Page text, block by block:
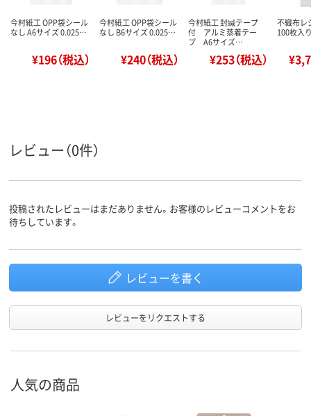
今村紙工 OPP袋シール
なし A6サイズ 0.025…
¥196（税込）
今村紙工 OPP袋シール
なし B6サイズ 0.025…
¥240（税込）
今村紙工 封緘テープ
付 アルミ蒸着テー
プ A6サイズ…
¥253（税込）
不織布レ
100枚入
レビュー（0件）
投稿されたレビューはまだありません。お客様のレビューコメントをお
待ちしています。
レビューを書く
レビューをリクエストする
人気の商品